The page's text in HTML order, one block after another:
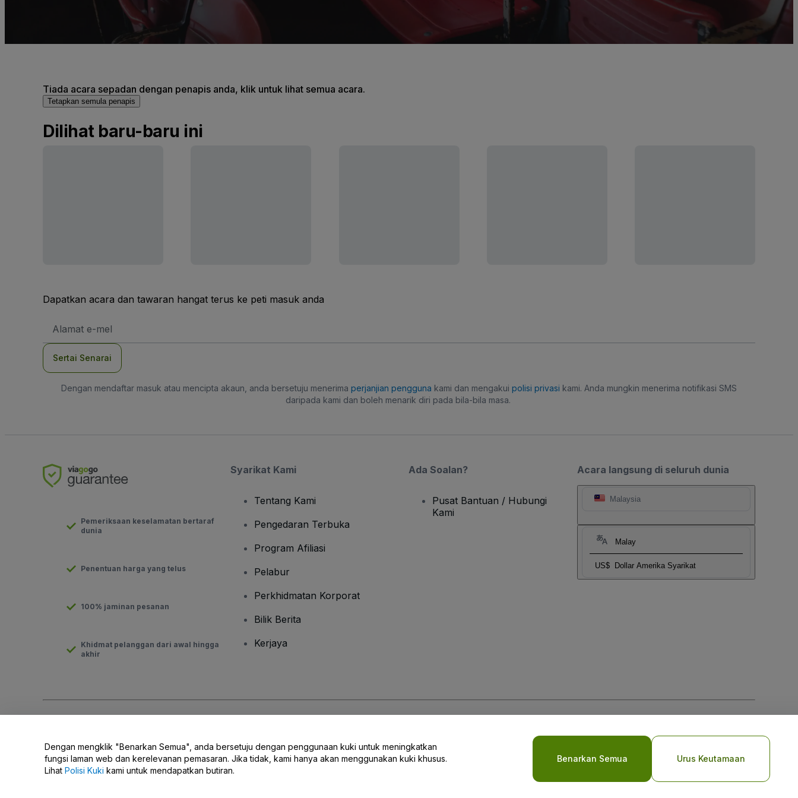
Tiada acara sepadan dengan penapis anda, klik untuk lihat semua acara.
Tetapkan semula penapis
Dilihat baru-baru ini
Dapatkan acara dan tawaran hangat terus ke peti masuk anda
E-
Sertai Senarai
Dengan mendaftar masuk atau mencipta akaun, anda bersetuju menerima perjanjian pengguna kami dan mengakui polisi privasi kami. Anda mungkin menerima notifikasi SMS
daripada kami dan boleh menarik diri pada bila-bila masa.
Acara langsung di seluruh dunia
Malaysia
Malay
US$ Dollar Amerika Syarikat
Pemeriksaan keselamatan bertaraf
dunia
Penentuan harga yang telus
100% jaminan pesanan
Khidmat pelanggan dari awal hingga
akhir
Syarikat Kami
Tentang Kami
Pengedaran Terbuka
Program Afiliasi
Pelabur
Perkhidmatan Korporat
Bilik Berita
Kerjaya
Ada Soalan?
Pusat Bantuan / Hubungi
Kami
Jangan Kongsi Maklumat Peribadi Saya/Pilihan Privasi Anda.
Dengan mengklik "Benarkan Semua", anda bersetuju dengan penggunaan kuki untuk meningkatkan
fungsi laman web dan kerelevanan pemasaran. Jika tidak, kami hanya akan menggunakan kuki khusus.
Lihat Polisi Kuki kami untuk mendapatkan butiran.
Benarkan Semua Urus Keutamaan